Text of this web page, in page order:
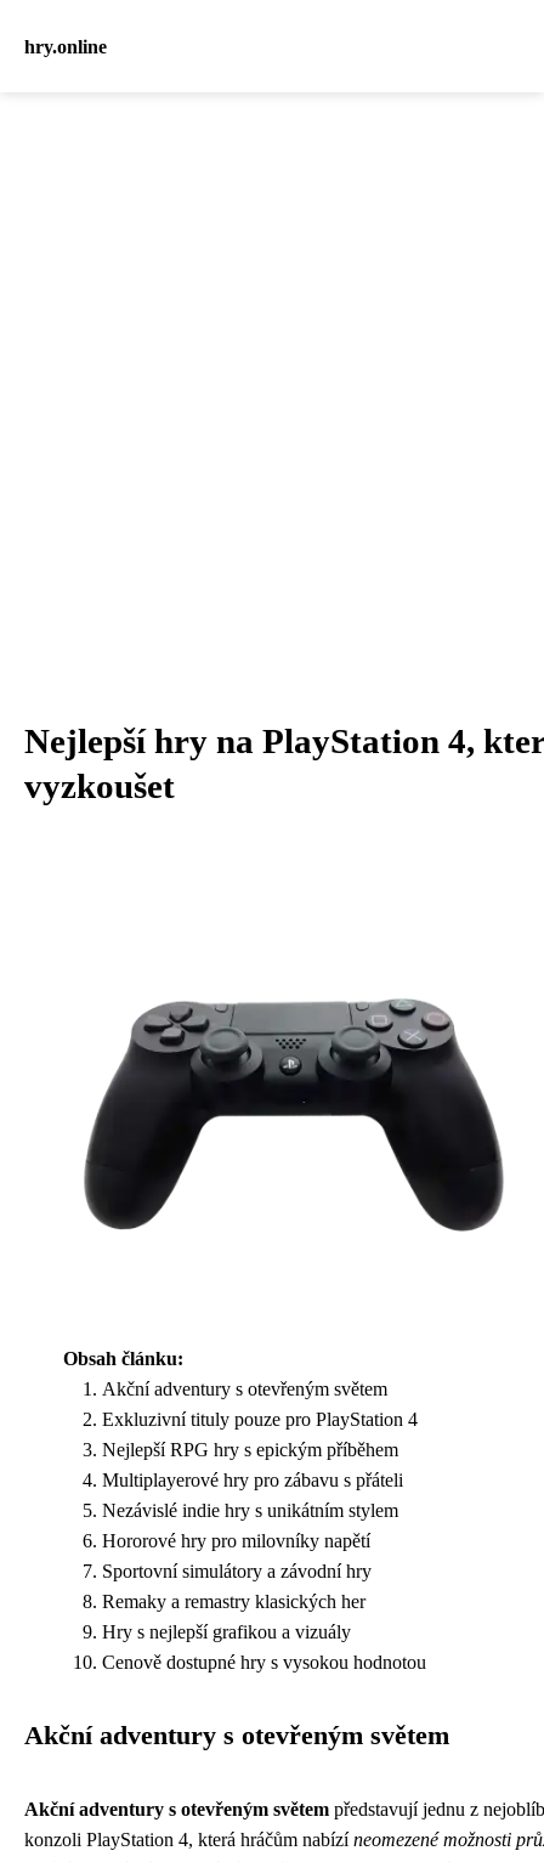
hry.online
Nejlepší hry na PlayStation 4,
vyzkoušet
Obsah článku:
Akční adventury s otevřeným světem
Exkluzivní tituly pouze pro PlayStation 4
Nejlepší RPG hry s epickým příběhem
Multiplayerové hry pro zábavu s přáteli
Nezávislé indie hry s unikátním stylem
Hororové hry pro milovníky napětí
Sportovní simulátory a závodní hry
Remaky a remastry klasických her
Hry s nejlepší grafikou a vizuály
Cenově dostupné hry s vysokou hodnotou
Akční adventury s otevřeným světem
Akční adventury s otevřeným světem představují jednu z
konzoli PlayStation 4, která hráčům nabízíneomezené možnosti